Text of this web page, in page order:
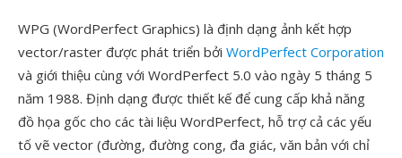
WPG (WordPerfect Graphics) là định dạng ảnh kết hợp
vector/raster được phát triển bởi WordPerfect Corporation
và giới thiệu cùng với WordPerfect 5.0 vào ngày 5 tháng 5
năm 1988. Định dạng được thiết kế để cung cấp khả năng
đồ họa gốc cho các tài liệu WordPerfect, hỗ trợ cả các yếu
tố vẽ vector (đường, đường cong, đa giác, văn bản với chỉ